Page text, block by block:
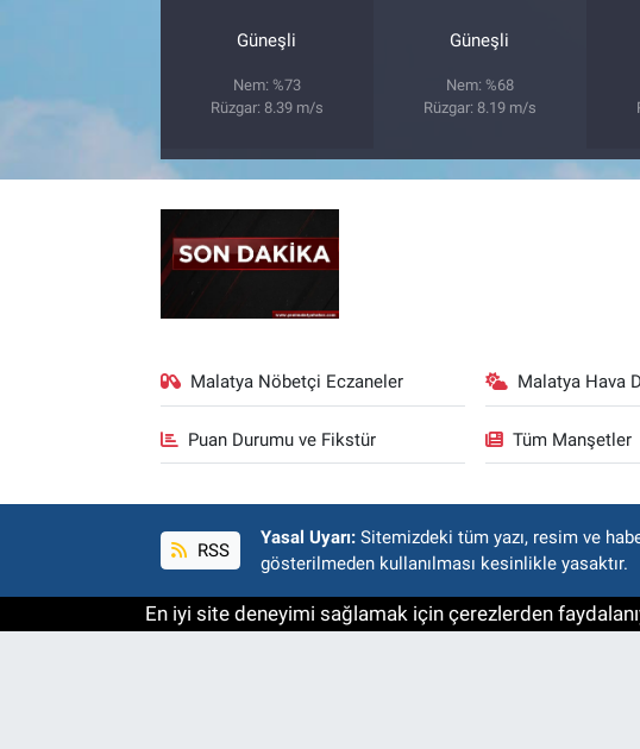
Güneşli
Nem: %73
Rüzgar: 8.39 m/s
Güneşli
Nem: %68
Rüzgar: 8.19 m/s
Malatya Nöbetçi Eczaneler Malatya Hava
Puan Durumu ve Fikstür Tüm Manşetler
RSS
Yasal Uyarı: Sitemizdeki tüm yazı, resim ve
gösterilmeden kullanılması kesinlikle yasaktır.
En iyi site deneyimi sağlamak için çerezlerden